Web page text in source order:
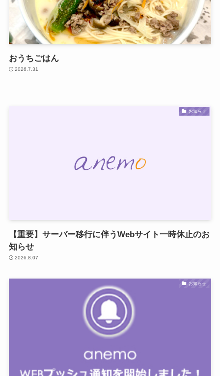
おうちごはん
2026.7.31
お知らせ
【重要】サーバー移行に伴うWebサイト一時休止のお
知らせ
2026.8.07
お知らせ